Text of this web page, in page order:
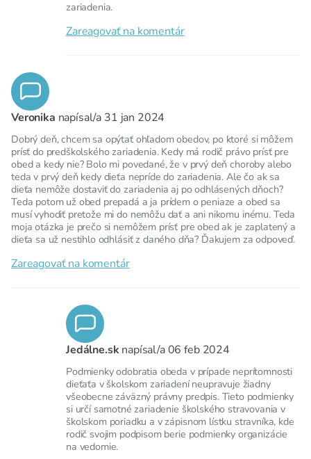
zariadenia.
Zareagovať na komentár
Veronika napísal/a 31 jan 2024
Dobrý deň, chcem sa opýtať ohľadom obedov, po ktoré si môžem
prísť do predškolského zariadenia. Kedy má rodič právo prísť pre
obed a kedy nie? Bolo mi povedané, že v prvý deň choroby alebo
teda v prvý deň kedy dieťa nepríde do zariadenia. Ale čo ak sa
dieťa nemôže dostaviť do zariadenia aj po odhlásených dňoch?
Teda potom už obed prepadá a ja prídem o peniaze a obed sa
musí vyhodiť pretože mi do nemôžu dať a ani nikomu inému. Teda
moja otázka je prečo si nemôžem prísť pre obed ak je zaplatený a
dieťa sa už nestihlo odhlásiť z daného dňa? Ďakujem za odpoveď.
Zareagovať na komentár
Jedálne.sk napísal/a06 feb 2024
Podmienky odobratia obeda v prípade neprítomnosti
dieťaťa v školskom zariadení neupravuje žiadny
všeobecne záväzný právny predpis. Tieto podmienky
si určí samotné zariadenie školského stravovania v
školskom poriadku a v zápisnom lístku stravníka, kde
rodič svojim podpisom berie podmienky organizácie
na vedomie.